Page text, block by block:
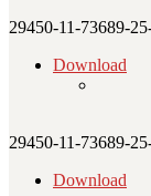
29450-11-73689-
Download
29450-11-73689-
Download